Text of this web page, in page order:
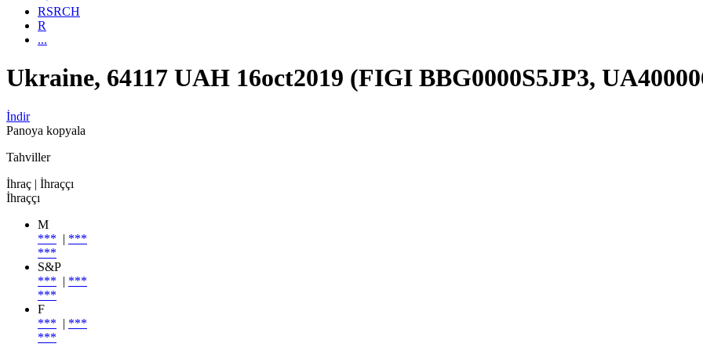
RSRCH
R
...
Ukraine, 64117 UAH 16oct2019 (FIGI BBG0000S5JP3,
İndir
Panoya kopyala
Tahviller
İhraç | İhraççı
İhraççı
M
*** | ***
***
S&P
*** | ***
***
F
*** | ***
***